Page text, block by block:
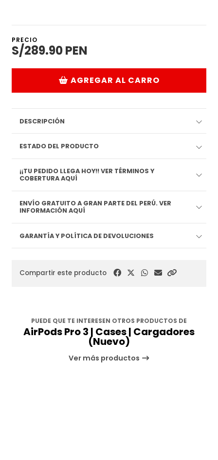
PRECIO
S/289.90 PEN
AGREGAR AL CARRO
DESCRIPCIÓN
ESTADO DEL PRODUCTO
¡¡TU PEDIDO LLEGA HOY!! VER TÉRMINOS Y
COBERTURA AQUÍ
ENVÍO GRATUITO A GRAN PARTE DEL PERÚ. VER
INFORMACIÓN AQUÍ
GARANTÍA Y POLÍTICA DE DEVOLUCIONES
Compartir este producto
PUEDE QUE TE INTERESEN OTROS PRODUCTOS DE
AirPods Pro 3 | Cases | Cargadores
(Nuevo)
Ver más productos